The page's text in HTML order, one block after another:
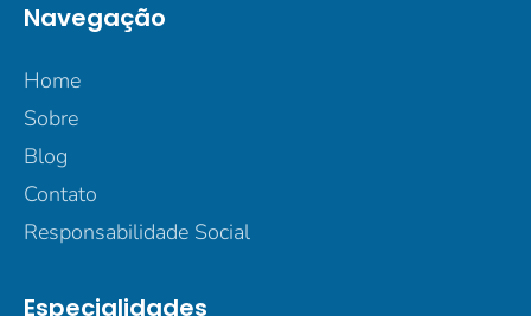
Navegação
Home
Sobre
Blog
Contato
Responsabilidade Social
Especialidades